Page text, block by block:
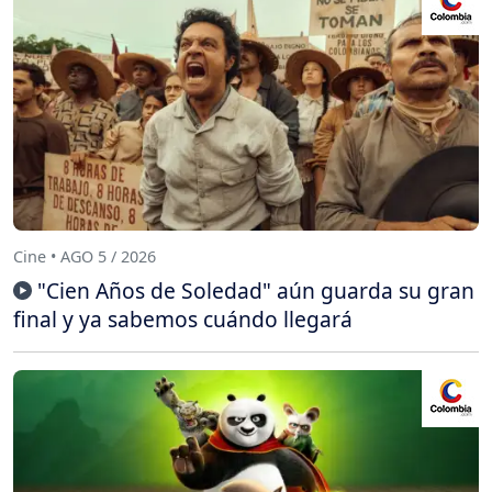
Cine • AGO 5 / 2026
"Cien Años de Soledad" aún guarda su gran
final y ya sabemos cuándo llegará